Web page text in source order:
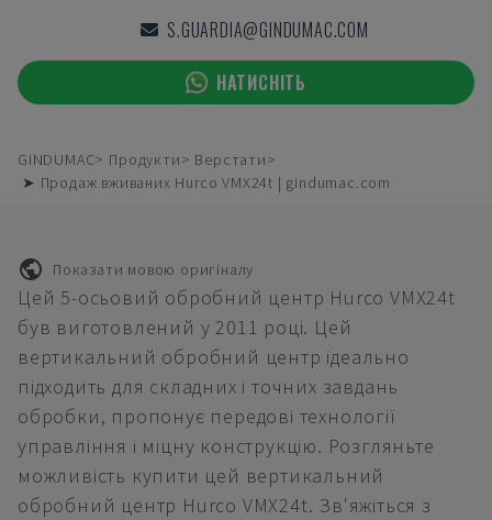
S.GUARDIA@GINDUMAC.COM
НАТИСНІТЬ
GINDUMAC Продукти
Верстати
➤ Продаж вживаних Hurco VMX24t | gindumac.com
Показати мовою оригіналу
Цей 5-осьовий обробний центр Hurco VMX24t
був виготовлений у 2011 році. Цей
вертикальний обробний центр ідеально
підходить для складних і точних завдань
обробки, пропонує передові технології
управління і міцну конструкцію. Розгляньте
можливість купити цей вертикальний
обробний центр Hurco VMX24t. Зв'яжіться з